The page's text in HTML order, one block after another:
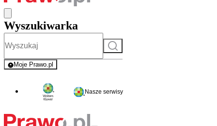
Wyszukiwarka
Szukaj
Moje Prawo.pl
- rejestracja i logowanie do serwisu
Nasze serwisy